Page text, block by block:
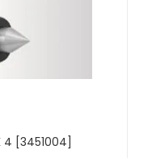
4 [3451004]